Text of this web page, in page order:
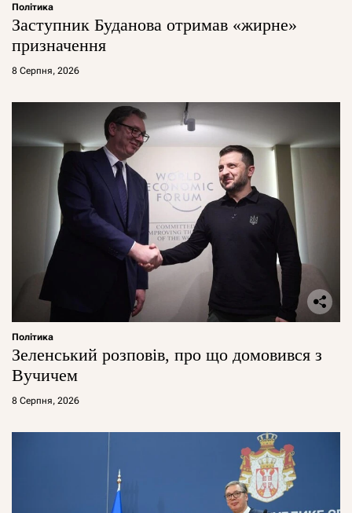
Політика
Заступник Буданова отримав «жирне»
призначення
8 Серпня, 2026
Політика
Зеленський розповів, про що домовився з
Вучичем
8 Серпня, 2026